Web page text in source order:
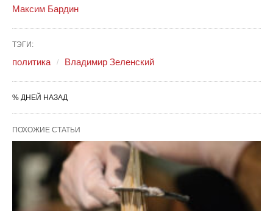
Максим Бардин
ТЭГИ:
политика Владимир Зеленский
% ДНЕЙ НАЗАД
ПОХОЖИЕ СТАТЬИ